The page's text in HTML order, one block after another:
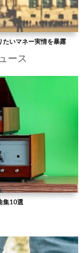
たいマネー実情を暴露
ース
集10選